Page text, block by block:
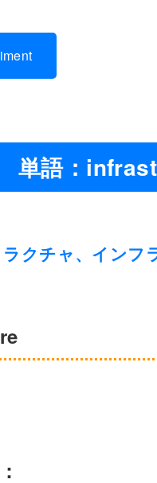
単語：
クチャ、インフ